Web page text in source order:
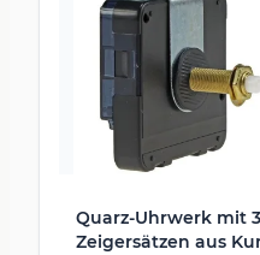
Quarz-Uhrwerk mit
Zeigersätzen aus